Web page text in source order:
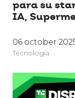
para su
IA,
06 october
Tecnología